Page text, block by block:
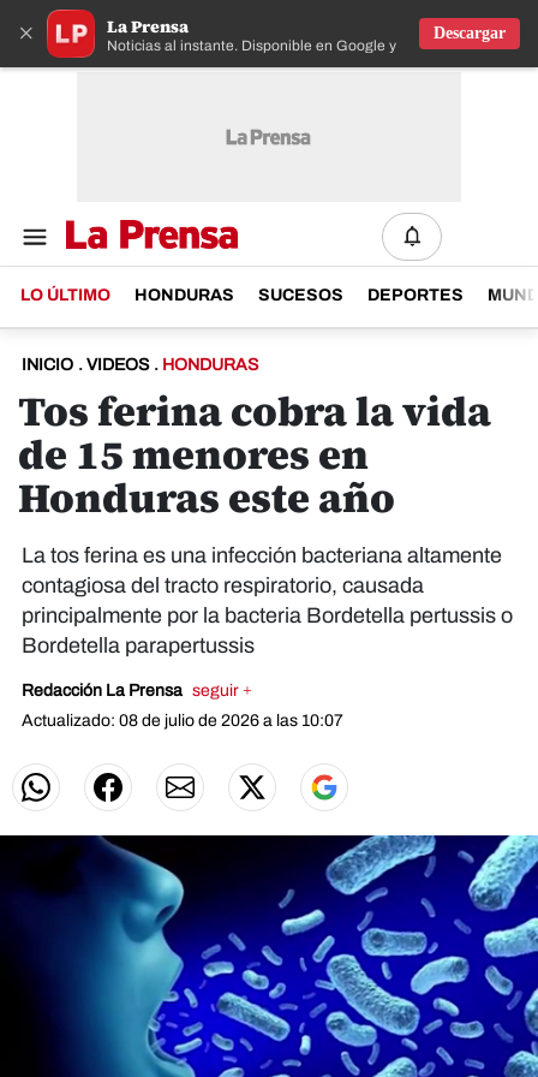
× La Prensa
Noticias al instante. Disponible en Google y IOS
Descargar
LO ÚLTIMO HONDURAS SUCESOS DEPORTES
INICIO . VIDEOS . HONDURAS
Tos ferina cobra la vida
de 15 menores en
Honduras este año
La tos ferina es una infección bacteriana altamente
contagiosa del tracto respiratorio, causada
principalmente por la bacteria Bordetella pertussis o
Bordetella parapertussis
Redacción La Prensa seguir +
Actualizado: 08 de julio de 2026 a las 10:07